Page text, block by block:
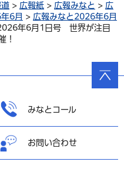
道 > 広報紙 > 広報みなと > 広
6月 > 広報みなと2026年6月
年6月1日号 世界が注目
！
みなとコール
お問い合わせ
ページ
の先頭